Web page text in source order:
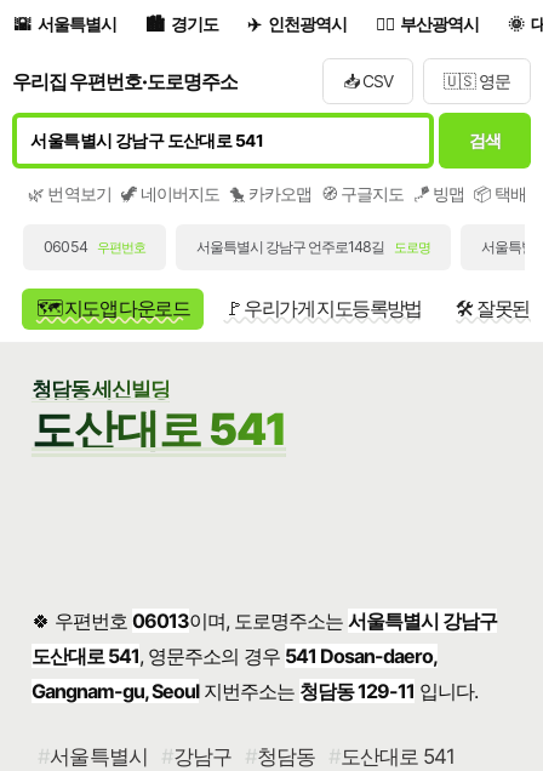
서울특별시 경기도 인천광역시 부산광역시
우리집 우편번호·도로명주소 📥 CSV 🇺🇸 영문
검색
🌿 번역보기 🦖 네이버지도 🐤 카카오맵 🧭 구글지도 🪁 빙맵 📦 택배/
06054 우편번호 서울특별시 강남구 언주로148길 도로명 서울특별
🗺️ 지도앱 다운로드 🚩 우리가게 지도등록방법 🛠️ 잘못된
청담동 세신빌딩
도산대로 541
🍀 우편번호 06013이며, 도로명주소는서울특별시 강남구
도산대로 541, 영문주소의 경우 541 Dosan-daero,
Gangnam-gu, Seoul지번주소는 청담동 129-11 입니다.
서울특별시 강남구 청담동 도산대로 541